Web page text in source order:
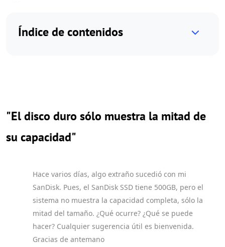
Índice de contenidos
"El disco duro sólo muestra la mitad de
su capacidad"
Hace varios días, algo extraño sucedió con mi
SanDisk. Pues, el SanDisk SSD tiene 500GB, pero el
sistema no muestra la capacidad completa, sólo la
mitad del tamaño. ¿Qué ocurre? ¿Qué se puede
hacer? Cualquier sugerencia útil es bienvenida.
Gracias de antemano